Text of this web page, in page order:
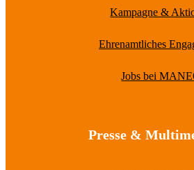
Kampagne &
Ehrenamtliches
Jobs bei
Presse &